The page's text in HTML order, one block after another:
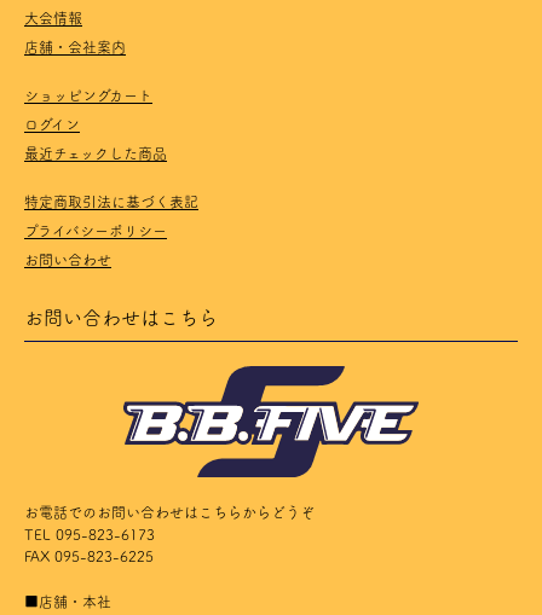
大会情報
店舗・会社案内
ショッピングカート
ログイン
最近チェックした商品
特定商取引法に基づく表記
プライバシーポリシー
お問い合わせ
お問い合わせはこちら
お電話でのお問い合わせはこちらからどうぞ
TEL 095-823-6173
FAX 095-823-6225
■店舗・本社